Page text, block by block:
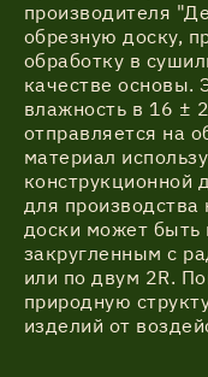
производителя
обрезную доску,
обработку в
качестве основы.
влажность в 16 ±
отправляется на
материал
конструкционной
для производства
доски может быть
закругленным с
или по двум 2R.
природную
изделий от